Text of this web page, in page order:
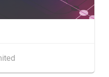
展 2026 (香港会议展览中